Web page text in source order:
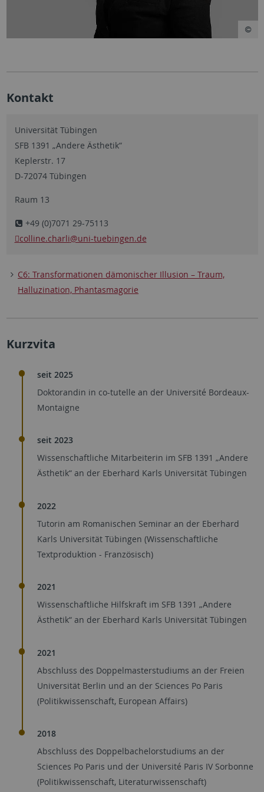
Kontakt
Universität Tübingen
SFB 1391 „Andere Ästhetik“
Keplerstr. 17
D-72074 Tübingen
Raum 13
+49 (0)7071 29-75113
colline.charli@uni-tuebingen.de
C6: Transformationen dämonischer Illusion – Traum,
Halluzination, Phantasmagorie
Kurzvita
seit 2025
Doktorandin in co-tutelle an der Université Bordeaux-
Montaigne
seit 2023
Wissenschaftliche Mitarbeiterin im SFB 1391 „Andere
Ästhetik“ an der Eberhard Karls Universität Tübingen
2022
Tutorin am Romanischen Seminar an der Eberhard
Karls Universität Tübingen (Wissenschaftliche
Textproduktion - Französisch)
2021
Wissenschaftliche Hilfskraft im SFB 1391 „Andere
Ästhetik“ an der Eberhard Karls Universität Tübingen
2021
Abschluss des Doppelmasterstudiums an der Freien
Universität Berlin und an der Sciences Po Paris
(Politikwissenschaft, European Affairs)
2018
Abschluss des Doppelbachelorstudiums an der
Sciences Po Paris und der Université Paris IV Sorbonne
(Politikwissenschaft, Literaturwissenschaft)